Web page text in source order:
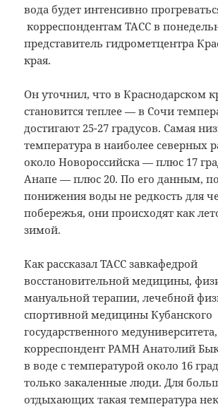
вода будет интенсивно
корреспондентам ТАСС в
представитель гидрометцентра
края.
Он уточнил, что в Краснодарском
становится теплее — в Сочи
достигают 25-27 градусов. Самая
температура в наиболее северных
около Новороссийска — плюс 17
Анапе — плюс 20. По его данным,
понижения воды не редкость для
побережья, они происходят как
зимой.
Как рассказал ТАСС завкафедрой
восстановительной медицины,
мануальной терапии, лечебной
спортивной медицины Кубанского
государственного
корреспондент РАМН Анатолий
в воде с температурой около 16
только закаленные люди. Для
отдыхающих такая температура